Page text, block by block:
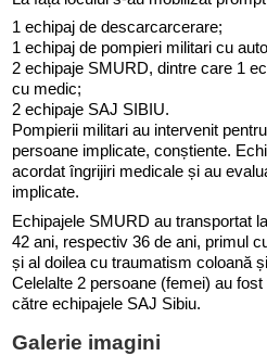
1 echipaj de descarcarcerare;
1 echipaj de pompieri militari cu
2 echipaje SMURD, dintre care 1
cu medic;
2 echipaje SAJ SIBIU.
Pompierii militari au intervenit
persoane implicate, conștiente.
acordat îngrijiri medicale și au
implicate.
Echipajele SMURD au transportat
42 ani, respectiv 36 de ani, primul
și al doilea cu traumatism coloană
Celelalte 2 persoane (femei) au
către echipajele SAJ Sibiu.
Galerie imagini